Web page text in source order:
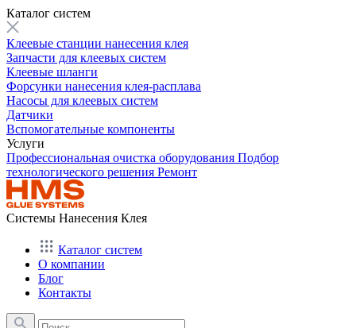
Каталог систем
Клеевые станции нанесения клея
Запчасти для клеевых систем
Клеевые шланги
Форсунки нанесения клея-расплава
Насосы для клеевых систем
Датчики
Вспомогательные компоненты
Услуги
Профессиональная очистка оборудования Подбор
технологического решения Ремонт
Системы Нанесения Клея
Каталог систем
О компании
Блог
Контакты